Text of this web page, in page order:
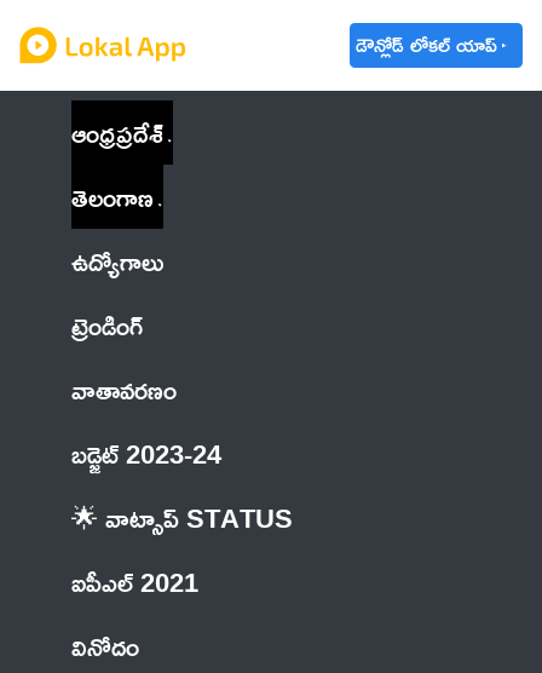
డౌన్లోడ్ లోకల్ యాప్
ఆంధ్రప్రదేశ్
తెలంగాణ
ఉద్యోగాలు
ట్రెండింగ్
వాతావరణం
బడ్జెట్ 2023-24
🌟 వాట్సాప్ STATUS
ఐపీఎల్ 2021
వినోదం